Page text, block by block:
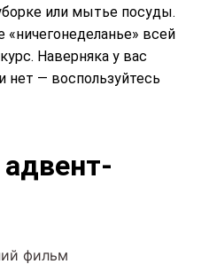
или мытье посуды.
«ничегонеделанье» всей
Наверняка у вас
нет — воспользуйтесь
фильм